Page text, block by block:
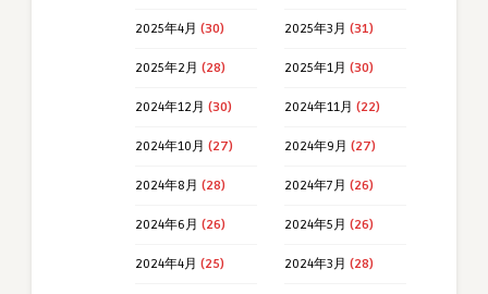
2025年4月 (30) 2025年3月 (31)
2025年2月 (28) 2025年1月 (30)
2024年12月 (30) 2024年11月 (22)
2024年10月 (27) 2024年9月 (27)
2024年8月 (28) 2024年7月 (26)
2024年6月 (26) 2024年5月 (26)
2024年4月 (25) 2024年3月 (28)